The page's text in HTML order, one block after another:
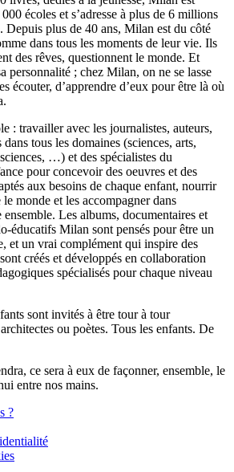
écoles et s’adresse à plus de 6 millions
Depuis plus de 40 ans, Milan est du côté
dans tous les moments de leur vie. Ils
des rêves, questionnent le monde. Et
personnalité ; chez Milan, on ne se lasse
écouter, d’apprendre d’eux pour être là où
: travailler avec les journalistes, auteurs,
tous les domaines (sciences, arts,
…) et des spécialistes du
pour concevoir des oeuvres et des
aux besoins de chaque enfant, nourrir
monde et les accompagner dans
Les albums, documentaires et
éducatifs Milan sont pensés pour être un
et un vrai complément qui inspire des
créés et développés en collaboration
spécialisés pour chaque niveau
sont invités à être tour à tour
ou poètes. Tous les enfants. De
ce sera à eux de façonner, ensemble, le
entre nos mains.
?